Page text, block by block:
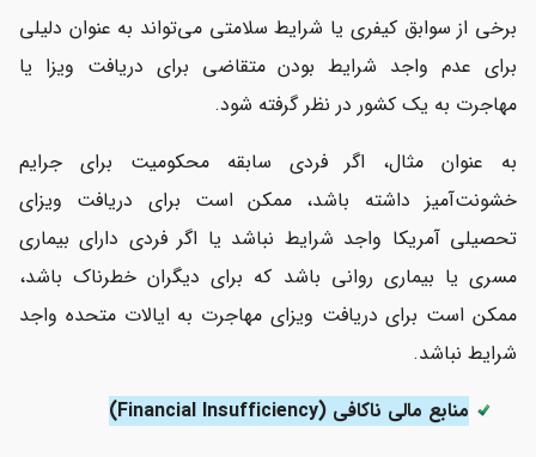
برخی از سوابق کیفری یا شرایط سلامتی می‌تواند به عنوان دلیلی
برای عدم واجد شرایط بودن متقاضی برای دریافت ویزا یا
مهاجرت به یک کشور در نظر گرفته شود.
به عنوان مثال، اگر فردی سابقه محکومیت برای جرایم
خشونت‌آمیز داشته باشد، ممکن است برای دریافت ویزای
تحصیلی آمریکا واجد شرایط نباشد یا اگر فردی دارای بیماری
مسری یا بیماری روانی باشد که برای دیگران خطرناک باشد،
ممکن است برای دریافت ویزای مهاجرت به ایالات متحده واجد
شرایط نباشد.
منابع مالی ناکافی (Financial Insufficiency)